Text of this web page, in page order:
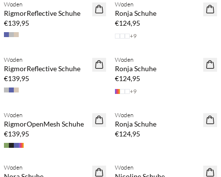
Woden
RigmorReflective Schuhe
€139,95
Woden
Ronja Schuhe
€124,95
+9
Woden
RigmorReflective Schuhe
€139,95
Woden
Ronja Schuhe
€124,95
+9
Woden
RigmorOpenMesh Schuhe
€139,95
Woden
Ronja Schuhe
€124,95
50 % Rabatt
Woden 70 % Rabatt
Woden